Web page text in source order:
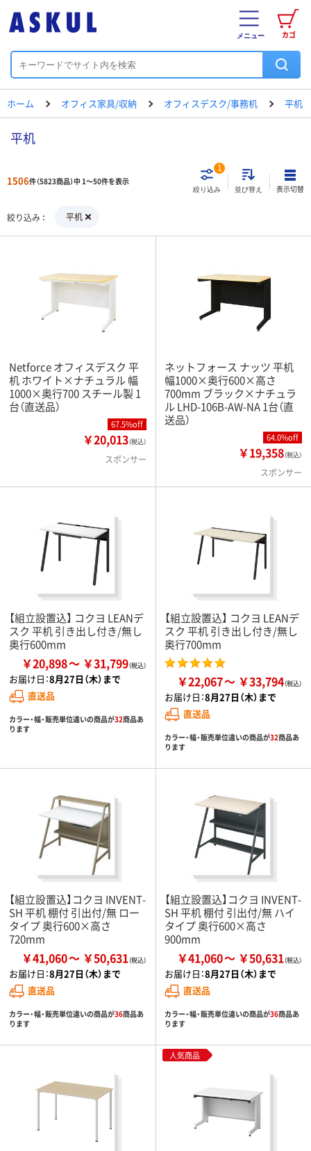
カゴ
メニュー
ホーム オフィス家具/収納 オフィスデスク/事務机 平机
平机
1506件（5823商品）中 1～50件を表示
絞り込み
1
並び替え 表示切替
絞り込み 平机
Netforce オフィスデスク 平
机 ホワイト×ナチュラル 幅
1000×奥行700 スチール製 1
台（直送品）
67.5%off
￥20,013（税込）
スポンサー
ネットフォース ナッツ 平机
幅1000×奥行600×高さ
700mm ブラック×ナチュラ
ル LHD-106B-AW-NA 1台（直
送品）
64.0%off
￥19,358（税込）
スポンサー
【組立設置込】 コクヨ LEANデ
スク 平机 引き出し付き/無し
奥行600mm
￥20,898 ￥31,799
お届け日：8月27日（木）まで
直送品
カラー・幅・販売単位違いの商品が32商品あ
ります
【組立設置込】 コクヨ LEANデ
スク 平机 引き出し付き/無し
奥行700mm
￥22,067 ￥33,794
お届け日：8月27日（木）まで
直送品
カラー・幅・販売単位違いの商品が32商品あ
ります
【組立設置込】コクヨ INVENT-
SH 平机 棚付 引出付/無 ロー
タイプ 奥行600×高さ
720mm
￥41,060 ￥50,631
お届け日：8月27日（木）まで
直送品
カラー・幅・販売単位違いの商品が36商品あ
ります
【組立設置込】コクヨ INVENT-
SH 平机 棚付 引出付/無 ハイ
タイプ 奥行600×高さ
900mm
￥41,060 ￥50,631
お届け日：8月27日（木）まで
直送品
カラー・幅・販売単位違いの商品が36商品あ
ります
人気商品